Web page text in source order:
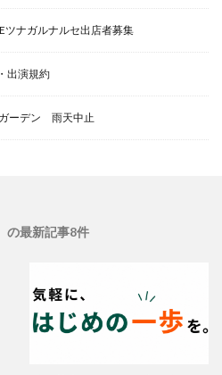
ナガルナルセ出店者募集
出演規約
ガーデン 雨天中止
の最新記事8件